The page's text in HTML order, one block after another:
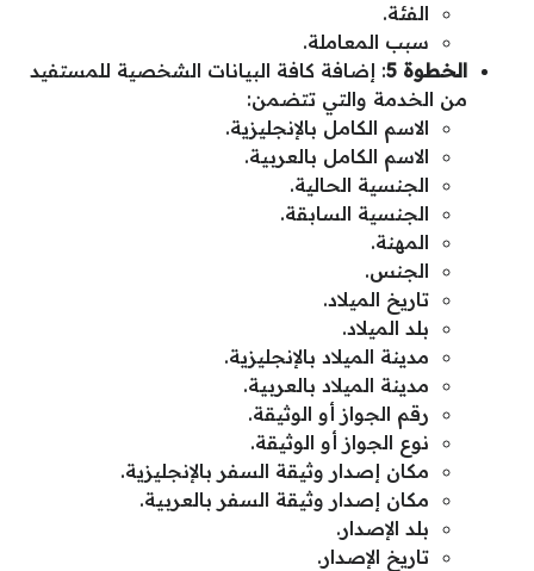
الفئة.
سبب المعاملة.
الخطوة 5
: إضافة كافة البيانات الشخصية للمستفيد
من الخدمة والتي تتضمن:
الاسم الكامل بالإنجليزية.
الاسم الكامل بالعربية.
الجنسية الحالية.
الجنسية السابقة.
المهنة.
الجنس.
تاريخ الميلاد.
بلد الميلاد.
مدينة الميلاد بالإنجليزية.
مدينة الميلاد بالعربية.
رقم الجواز أو الوثيقة.
نوع الجواز أو الوثيقة.
مكان إصدار وثيقة السفر بالإنجليزية.
مكان إصدار وثيقة السفر بالعربية.
بلد الإصدار.
تاريخ الإصدار.